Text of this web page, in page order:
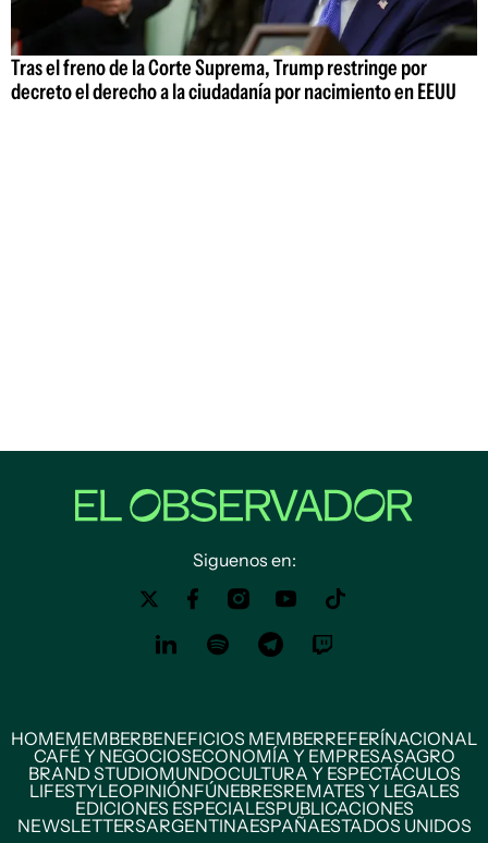
Tras el freno de la Corte Suprema, Trump restringe por
decreto el derecho a la ciudadanía por nacimiento en EEUU
Siguenos en:
HOMEMEMBERBENEFICIOS MEMBERREFERÍNACIONAL
CAFÉ Y NEGOCIOSECONOMÍA Y EMPRESASAGRO
BRAND STUDIOMUNDOCULTURA Y ESPECTÁCULOS
LIFESTYLEOPINIÓNFÚNEBRESREMATES Y LEGALES
EDICIONES ESPECIALESPUBLICACIONES
NEWSLETTERSARGENTINAESPAÑAESTADOS UNIDOS